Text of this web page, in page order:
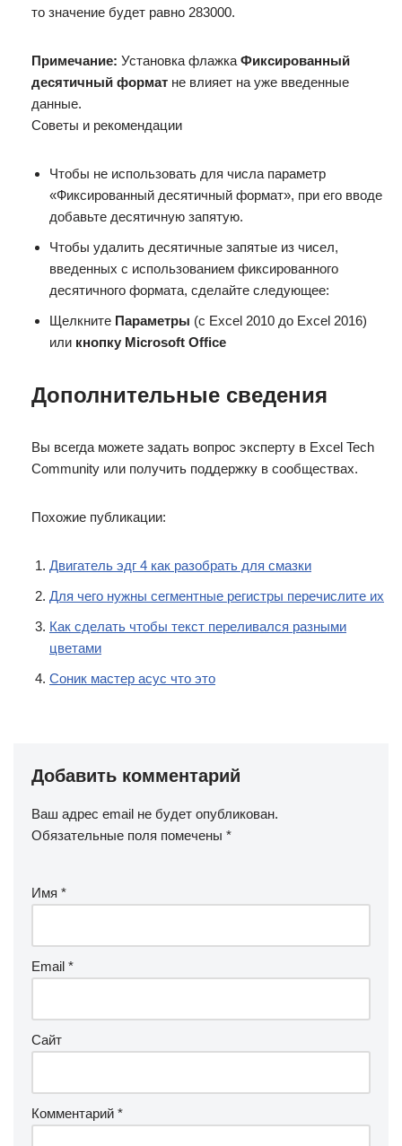
то значение будет равно 283000.
Примечание: Установка флажка Фиксированный
десятичный формат не влияет на уже введенные
данные.
Советы и рекомендации
Чтобы не использовать для числа параметр
«Фиксированный десятичный формат», при его вводе
добавьте десятичную запятую.
Чтобы удалить десятичные запятые из чисел,
введенных с использованием фиксированного
десятичного формата, сделайте следующее:
Щелкните Параметры (с Excel 2010 до Excel 2016)
или кнопку Microsoft Office
Дополнительные сведения
Вы всегда можете задать вопрос эксперту в Excel Tech
Community или получить поддержку в сообществах.
Похожие публикации:
Двигатель эдг 4 как разобрать для смазки
Для чего нужны сегментные регистры перечислите их
Как сделать чтобы текст переливался разными
цветами
Соник мастер асус что это
Добавить комментарий
Ваш адрес email не будет опубликован.
Обязательные поля помечены *
Имя *
Email *
Сайт
Комментарий *